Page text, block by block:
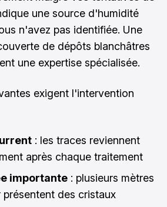
une source d'humidité
n'avez pas identifiée. Une
de dépôts blanchâtres
une expertise spécialisée.
exigent l'intervention
: les traces reviennent
après chaque traitement
importante : plusieurs mètres
présentent des cristaux